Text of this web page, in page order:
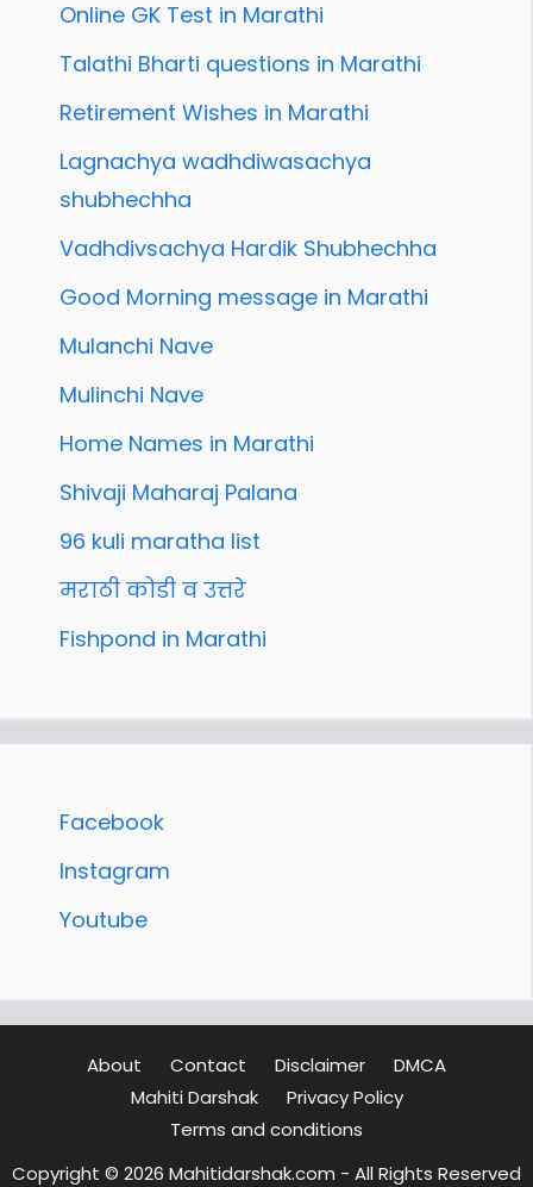
Online GK Test in Marathi
Talathi Bharti questions in Marathi
Retirement Wishes in Marathi
Lagnachya wadhdiwasachya
shubhechha
Vadhdivsachya Hardik Shubhechha
Good Morning message in Marathi
Mulanchi Nave
Mulinchi Nave
Home Names in Marathi
Shivaji Maharaj Palana
96 kuli maratha list
मराठी कोडी व उत्तरे
Fishpond in Marathi
Facebook
Instagram
Youtube
About Contact Disclaimer
DMCA
Mahiti Darshak
Privacy Policy
Terms and conditions
Copyright © 2026 Mahitidarshak.com - All Rights Reserved